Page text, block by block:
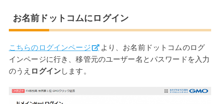
お名前ドットコムにログイン
こちらのログインページ
より、お名前ドットコムのログ
インページに行き、移管元のユーザー名とパスワードを入力
のうえ ログインします。